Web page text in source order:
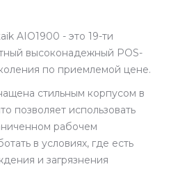
AIO1900 - это 19-ти
высоконадежный POS-
по приемлемой цене.
стильным корпусом в
позволяет использовать
рабочем
в условиях, где есть
и загрязнения